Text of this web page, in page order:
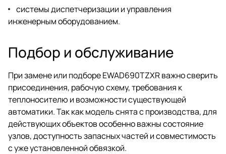
системы диспетчеризации и управления
инженерным оборудованием.
Подбор и обслуживание
При замене или подборе EWAD690TZXR важно сверить
присоединения, рабочую схему, требования к
теплоносителю и возможности существующей
автоматики. Так как модель снята с производства, для
действующих объектов особенно важны состояние
узлов, доступность запасных частей и совместимость
с уже установленной обвязкой.